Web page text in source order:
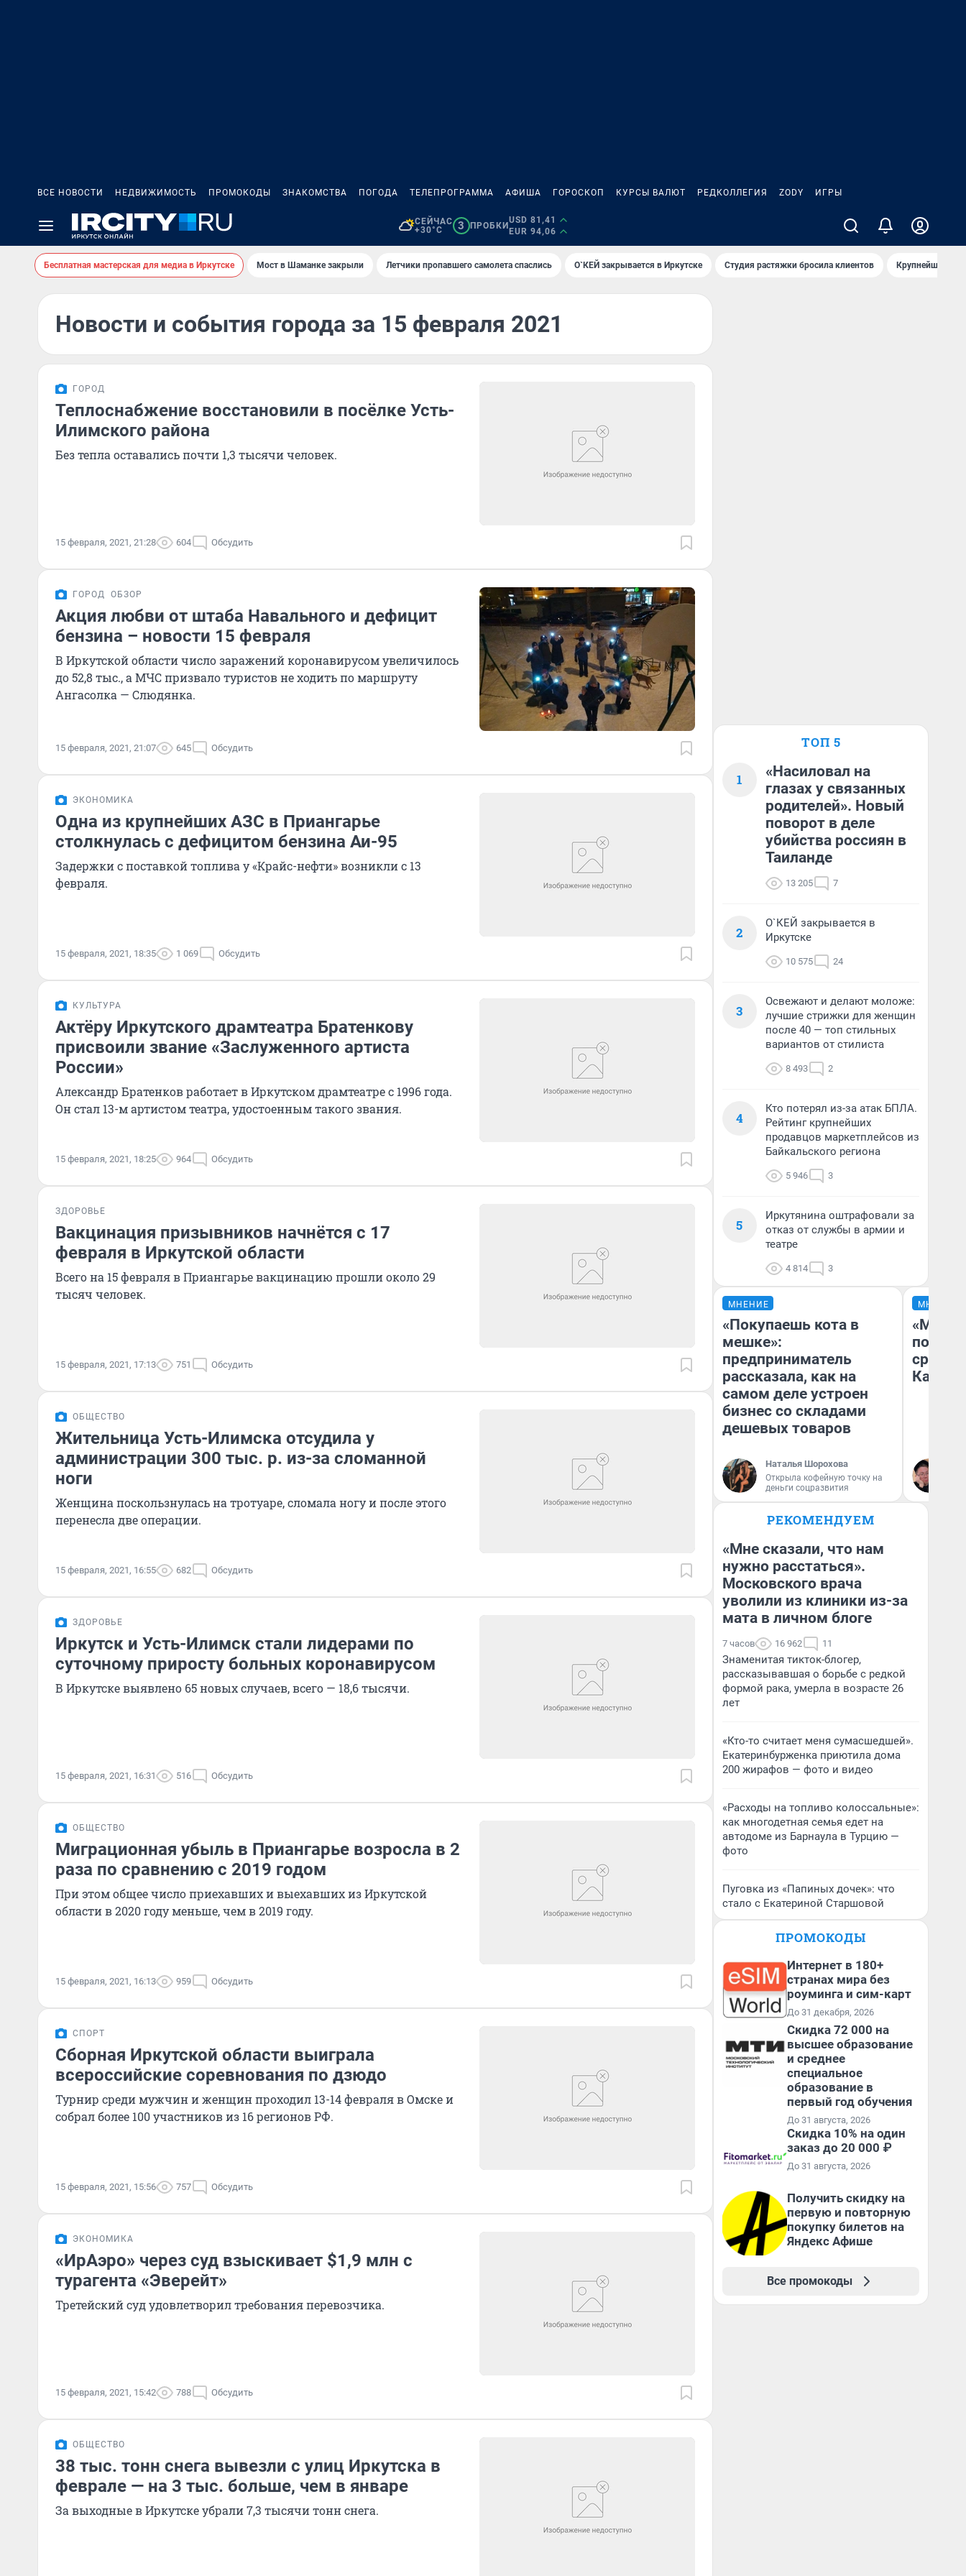
ВСЕ НОВОСТИ НЕДВИЖИМОСТЬ ПРОМОКОДЫ ЗНАКОМСТВА ПОГОДА ТЕЛЕПРОГРАММА АФИША ГОРОСКОП КУРСЫ ВАЛЮТ РЕДКОЛЛЕГИЯ ZODY ИГРЫ
СЕЙЧАС
+30°C
3 ПРОБКИ
USD 81,41
EUR 94,06
Бесплатная мастерская для медиа в Иркутске Мост в Шаманке закрыли Летчики пропавшего самолета спаслись О`КЕЙ закрывается в Иркутске Студия растяжки бросила клиентов Крупнейшие
Новости и события города за 15 февраля 2021
ГОРОД
Теплоснабжение восстановили в посёлке Усть-
Илимского района
Без тепла оставались почти 1,3 тысячи человек.
15 февраля, 2021, 21:28 604 Обсудить
ГОРОД ОБЗОР
Акция любви от штаба Навального и дефицит
бензина – новости 15 февраля
В Иркутской области число заражений коронавирусом увеличилось
до 52,8 тыс., а МЧС призвало туристов не ходить по маршруту
Ангасолка — Слюдянка.
15 февраля, 2021, 21:07 645 Обсудить
ЭКОНОМИКА
Одна из крупнейших АЗС в Приангарье
столкнулась с дефицитом бензина Аи-95
Задержки с поставкой топлива у «Крайс-нефти» возникли с 13
февраля.
15 февраля, 2021, 18:35 1 069 Обсудить
КУЛЬТУРА
Актёру Иркутского драмтеатра Братенкову
присвоили звание «Заслуженного артиста
России»
Александр Братенков работает в Иркутском драмтеатре с 1996 года.
Он стал 13-м артистом театра, удостоенным такого звания.
15 февраля, 2021, 18:25 964 Обсудить
ЗДОРОВЬЕ
Вакцинация призывников начнётся с 17
февраля в Иркутской области
Всего на 15 февраля в Приангарье вакцинацию прошли около 29
тысяч человек.
15 февраля, 2021, 17:13 751 Обсудить
ОБЩЕСТВО
Жительница Усть-Илимска отсудила у
администрации 300 тыс. р. из-за сломанной
ноги
Женщина поскользнулась на тротуаре, сломала ногу и после этого
перенесла две операции.
15 февраля, 2021, 16:55 682 Обсудить
ЗДОРОВЬЕ
Иркутск и Усть-Илимск стали лидерами по
суточному приросту больных коронавирусом
В Иркутске выявлено 65 новых случаев, всего — 18,6 тысячи.
15 февраля, 2021, 16:31 516 Обсудить
ОБЩЕСТВО
Миграционная убыль в Приангарье возросла в 2
раза по сравнению с 2019 годом
При этом общее число приехавших и выехавших из Иркутской
области в 2020 году меньше, чем в 2019 году.
15 февраля, 2021, 16:13 959 Обсудить
СПОРТ
Сборная Иркутской области выиграла
всероссийские соревнования по дзюдо
Турнир среди мужчин и женщин проходил 13-14 февраля в Омске и
собрал более 100 участников из 16 регионов РФ.
15 февраля, 2021, 15:56 757 Обсудить
ЭКОНОМИКА
«ИрАэро» через суд взыскивает $1,9 млн с
турагента «Эверейт»
Третейский суд удовлетворил требования перевозчика.
15 февраля, 2021, 15:42 788 Обсудить
ОБЩЕСТВО
38 тыс. тонн снега вывезли с улиц Иркутска в
феврале — на 3 тыс. больше, чем в январе
За выходные в Иркутске убрали 7,3 тысячи тонн снега.
ТОП 5
1
«Насиловал на
глазах у связанных
родителей». Новый
поворот в деле
убийства россиян в
Таиланде
13 205 7
2
О`КЕЙ закрывается в
Иркутске
10 575 24
3
Освежают и делают моложе:
лучшие стрижки для женщин
после 40 — топ стильных
вариантов от стилиста
8 493 2
4
Кто потерял из-за атак БПЛА.
Рейтинг крупнейших
продавцов маркетплейсов из
Байкальского региона
5 946 3
5
Иркутянина оштрафовали за
отказ от службы в армии и
театре
4 814 3
МНЕНИЕ
«Покупаешь кота в
мешке»:
предприниматель
рассказала, как на
самом деле устроен
бизнес со складами
дешевых товаров
Наталья Шорохова
Открыла кофейную точку на
деньги соцразвития
МНЕНИЕ
РЕКОМЕНДУЕМ
«Мне сказали, что нам
нужно расстаться».
Московского врача
уволили из клиники из-за
мата в личном блоге
7 часов 16 962 11
Знаменитая тикток-блогер,
рассказывавшая о борьбе с редкой
формой рака, умерла в возрасте 26
лет
«Кто-то считает меня сумасшедшей».
Екатеринбурженка приютила дома
200 жирафов — фото и видео
«Расходы на топливо колоссальные»:
как многодетная семья едет на
автодоме из Барнаула в Турцию —
фото
Пуговка из «Папиных дочек»: что
стало с Екатериной Старшовой
ПРОМОКОДЫ
Интернет в 180+
странах мира без
роуминга и сим-карт
До 31 декабря, 2026
Скидка 72 000 на
высшее образование
и среднее
специальное
образование в
первый год обучения
До 31 августа, 2026
Скидка 10% на один
заказ до 20 000 ₽
До 31 августа, 2026
Получить скидку на
первую и повторную
покупку билетов на
Яндекс Афише
Все промокоды